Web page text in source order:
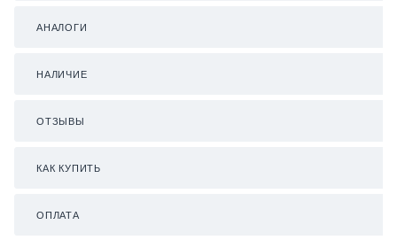
АНАЛОГИ
НАЛИЧИЕ
ОТЗЫВЫ
КАК КУПИТЬ
ОПЛАТА